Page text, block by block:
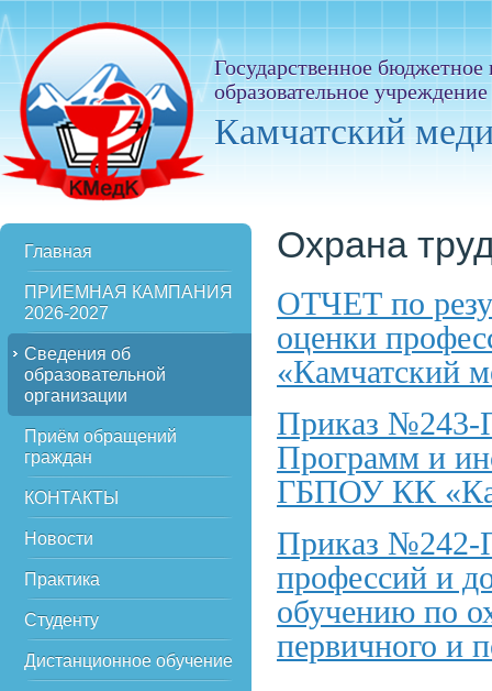
Государственное
образовательное
Камчатский
Главная
ПРИЕМНАЯ КАМПАНИЯ
2026-2027
Сведения об
образовательной
организации
Приём обращений
граждан
КОНТАКТЫ
Новости
Практика
Студенту
Дистанционное обучение
Охрана
ОТЧЕТ по
оценки
«Камчатский
Приказ №243-
Программ и
ГБПОУ КК
Приказ №242-
профессий и
обучению по
первичного и